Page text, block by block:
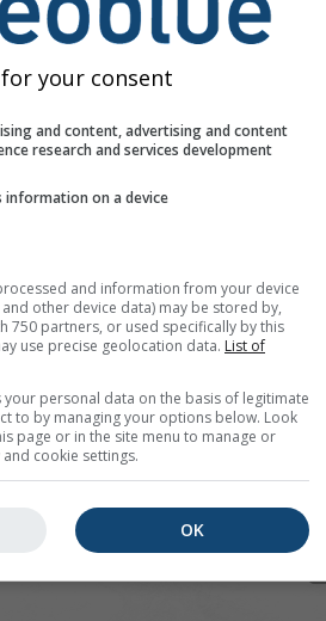
toutes les informations
your consent
and content, advertising and content
research and services development
information on a device
and information from your device
other device data) may be stored by,
750 partners, or used specifically by this
use precise geolocation data. List of
personal data on the basis of legitimate
to by managing your options below. Look
page or in the site menu to manage or
cookie settings.
OK